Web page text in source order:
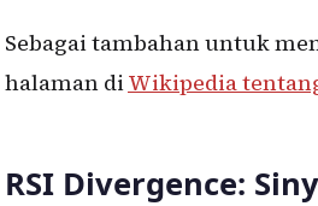
Sebagai tambahan untuk
halaman diWikipedia
RSI Divergence: